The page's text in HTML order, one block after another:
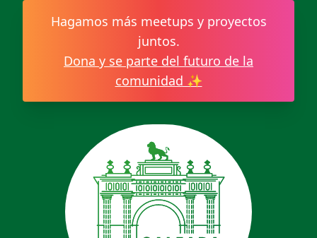
Hagamos más meetups y proyectos
juntos.
Dona y se parte del futuro de la
comunidad ✨